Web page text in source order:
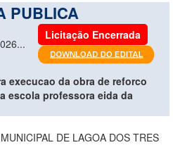
PUBLICA
Licitação Encerrada
execucao da obra de reforco
escola professora eida da
DE LAGOA DOS TRES